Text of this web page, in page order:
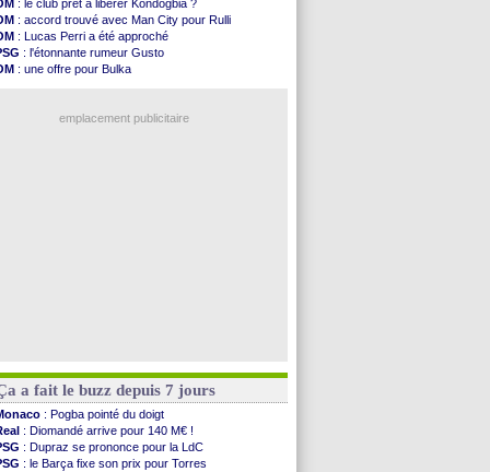
Real: Mourinho durcit les règles
Amical: Toulouse s'incline lourdement
OM : Benatia et la "médiocrité" dans le club
Newcastle: Guimarães, le club se défend
: la 1ère journée à suivre en DIRECT !
: le jour où tout a basculé pour Benatia
: le club prêt à libérer Kondogbia ?
: accord trouvé avec Man City pour Rulli
: Lucas Perri a été approché
: l'étonnante rumeur Gusto
: une offre pour Bulka
emplacement publicitaire
a fait le buzz depuis 7 jours
: Pogba pointé du doigt
: Diomandé arrive pour 140 M€ !
: Dupraz se prononce pour la LdC
: le Barça fixe son prix pour Torres